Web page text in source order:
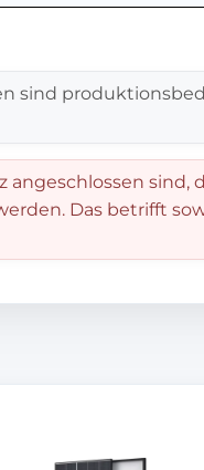
sind
sind,
Das betrifft